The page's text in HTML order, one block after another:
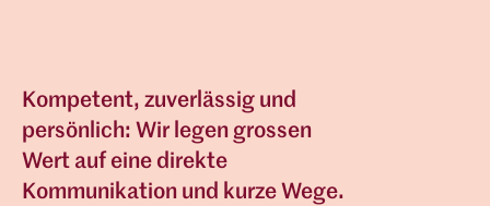
Kompetent, zuverlässig und
persönlich: Wir legen grossen
Wert auf eine direkte
Kommunikation und kurze Wege.